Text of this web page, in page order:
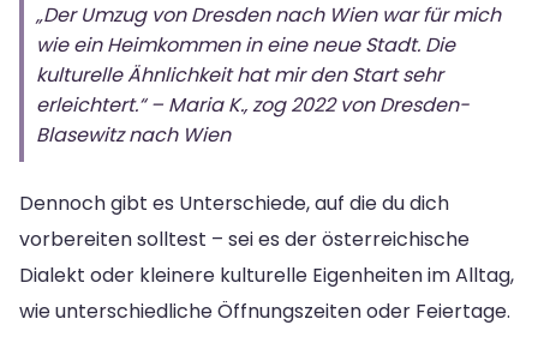
„Der Umzug von Dresden nach Wien war für mich
wie ein Heimkommen in eine neue Stadt. Die
kulturelle Ähnlichkeit hat mir den Start sehr
erleichtert.“ – Maria K., zog 2022 von Dresden-
Blasewitz nach Wien
Dennoch gibt es Unterschiede, auf die du dich
vorbereiten solltest – sei es der österreichische
Dialekt oder kleinere kulturelle Eigenheiten im Alltag,
wie unterschiedliche Öffnungszeiten oder Feiertage.